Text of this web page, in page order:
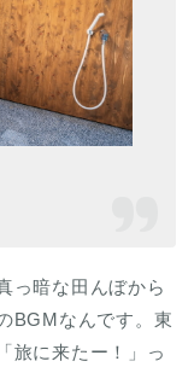
っ暗な田んぼから
BGMなんです。東
旅に来たー！」っ